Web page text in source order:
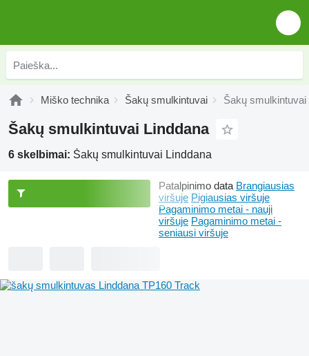
Miško technika Šakų smulkintuvai Šakų smulkintuvai
Šakų smulkintuvai Linddana
6 skelbimai: Šakų smulkintuvai Linddana
Patalpinimo data Brangiausias
viršuje Pigiausias viršuje
Pagaminimo metai - nauji
viršuje Pagaminimo metai -
seniausi viršuje